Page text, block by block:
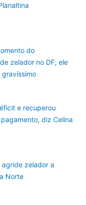
do
zelador no DF; ele
e recuperou
diz Celina
zelador a
Norte